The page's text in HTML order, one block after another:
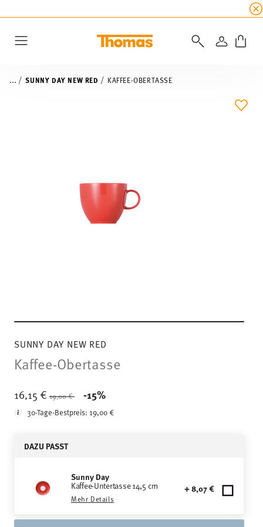
Bis
... SUNNY DAY NEW RED KAFFEE-OBERTASSE
SUNNY DAY NEW RED
Kaffee-Obertasse
16,15 € Price reduced from
19,00 € -15%
30-Tage-Bestpreis:19,00 €
DAZU PASST
Sunny Day
Kaffee-Untertasse 14,5 cm
Mehr Details
+ 8,07 €
ADD